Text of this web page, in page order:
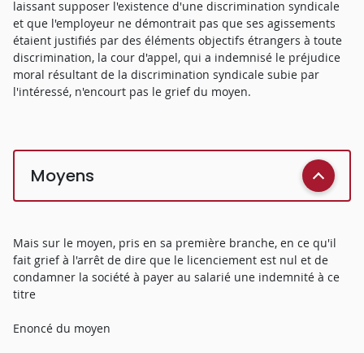
laissant supposer l'existence d'une discrimination syndicale
et que l'employeur ne démontrait pas que ses agissements
étaient justifiés par des éléments objectifs étrangers à toute
discrimination, la cour d'appel, qui a indemnisé le préjudice
moral résultant de la discrimination syndicale subie par
l'intéressé, n'encourt pas le grief du moyen.
Moyens
Mais sur le moyen, pris en sa première branche, en ce qu'il
fait grief à l'arrêt de dire que le licenciement est nul et de
condamner la société à payer au salarié une indemnité à ce
titre
Enoncé du moyen